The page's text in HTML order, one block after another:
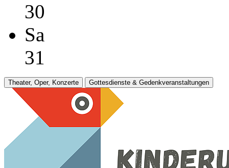
30
Sa
31
Theater, Oper, Konzerte Gottesdienste & Gedenkveranstaltungen